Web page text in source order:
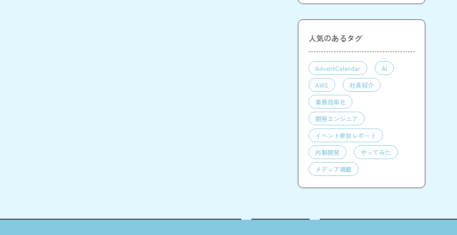
人気のあるタグ
AdventCalendar
AI
AWS
社員紹介
業務効率化
開発エンジニア
イベント参加レポート
内製開発
やってみた
メディア掲載